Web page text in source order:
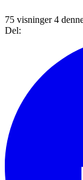
75 visninger4
Del: